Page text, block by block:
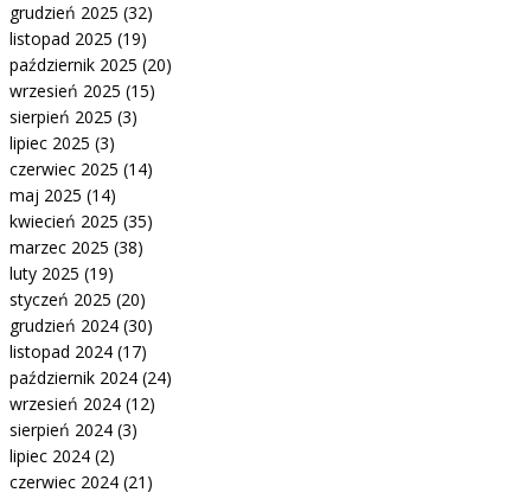
grudzień 2025 (32)
listopad 2025 (19)
październik 2025 (20)
wrzesień 2025 (15)
sierpień 2025 (3)
lipiec 2025 (3)
czerwiec 2025 (14)
maj 2025 (14)
kwiecień 2025 (35)
marzec 2025 (38)
luty 2025 (19)
styczeń 2025 (20)
grudzień 2024 (30)
listopad 2024 (17)
październik 2024 (24)
wrzesień 2024 (12)
sierpień 2024 (3)
lipiec 2024 (2)
czerwiec 2024 (21)